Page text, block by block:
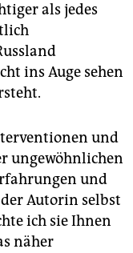
als jedes
ins Auge sehen
und
ungewöhnlichen
und
Autorin selbst
ich sie Ihnen
näher